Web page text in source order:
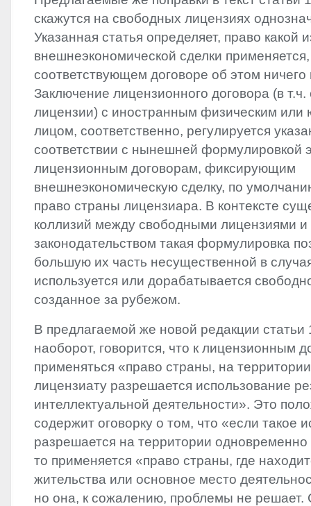
скажутся на свободных лицензиях
Указанная статья определяет, право какой
внешнеэкономической сделки
соответствующем договоре об этом ничего
Заключение лицензионного договора (в
лицензии) с иностранным физическим или
лицом, соответственно, регулируется
соответствии с нынешней формулировкой
лицензионным договорам, фиксирующим
внешнеэкономическую сделку, по
право страны лицензиара. В контексте
коллизий между свободными лицензиями и
законодательством такая формулировка
большую их часть несущественной в
используется или дорабатывается
созданное за рубежом.
В предлагаемой же новой редакции
наоборот, говорится, что к лицензионным
применяться «право страны, на
лицензиату разрешается использование
интеллектуальной деятельности». Это
содержит оговорку о том, что «если такое
разрешается на территории одновременно
то применяется «право страны, где
жительства или основное место
но она, к сожалению, проблемы не решает.